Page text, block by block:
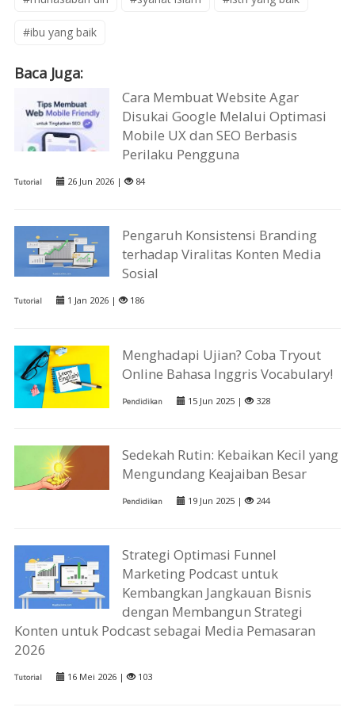
#ibu yang baik
Baca Juga:
Cara Membuat Website Agar
Disukai Google Melalui Optimasi
Mobile UX dan SEO Berbasis
Perilaku Pengguna
Tutorial 26 Jun 2026 | 84
Pengaruh Konsistensi Branding
terhadap Viralitas Konten Media
Sosial
Tutorial 1 Jan 2026 | 186
Menghadapi Ujian? Coba Tryout
Online Bahasa Inggris Vocabulary!
Pendidikan 15 Jun 2025 | 328
Sedekah Rutin: Kebaikan Kecil yang
Mengundang Keajaiban Besar
Pendidikan 19 Jun 2025 | 244
Strategi Optimasi Funnel
Marketing Podcast untuk
Kembangkan Jangkauan Bisnis
dengan Membangun Strategi
Konten untuk Podcast sebagai Media Pemasaran
2026
Tutorial 16 Mei 2026 | 103